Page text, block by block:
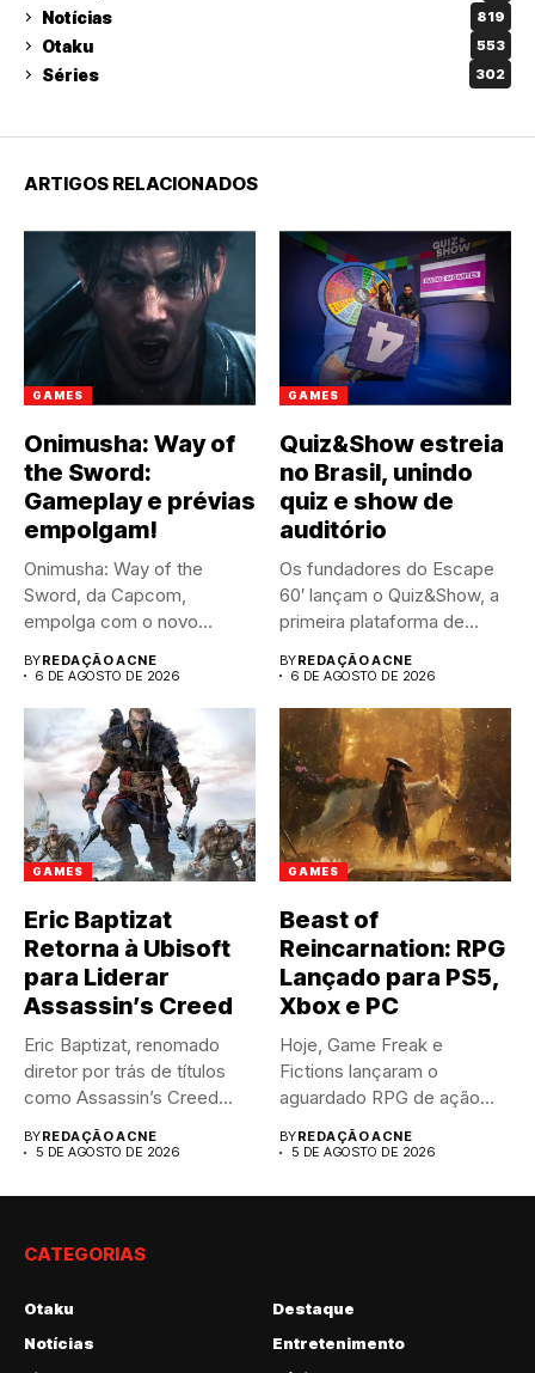
Notícias 819
Otaku 553
Séries 302
ARTIGOS RELACIONADOS
GAMES
Onimusha: Way of
the Sword:
Gameplay e prévias
empolgam!
Onimusha: Way of the
Sword, da Capcom,
empolga com o novo
BYREDAÇÃO ACNE
6 DE AGOSTO DE 2026
GAMES
Quiz&Show estreia
no Brasil, unindo
quiz e show de
auditório
Os fundadores do Escape
60′ lançam o Quiz&Show, a
primeira plataforma de...
BYREDAÇÃO ACNE
6 DE AGOSTO DE 2026
GAMES
Eric Baptizat
Retorna à Ubisoft
para Liderar
Assassin’s Creed
Eric Baptizat, renomado
diretor por trás de títulos
como Assassin’s Creed
Valhalla...
BYREDAÇÃO ACNE
5 DE AGOSTO DE 2026
GAMES
Beast of
Reincarnation: RPG
Lançado para PS5,
Xbox e PC
Hoje, Game Freak e
Fictions lançaram o
aguardado RPG de ação
BYREDAÇÃO ACNE
5 DE AGOSTO DE 2026
CATEGORIAS
Otaku
Destaque
Notícias
Entretenimento